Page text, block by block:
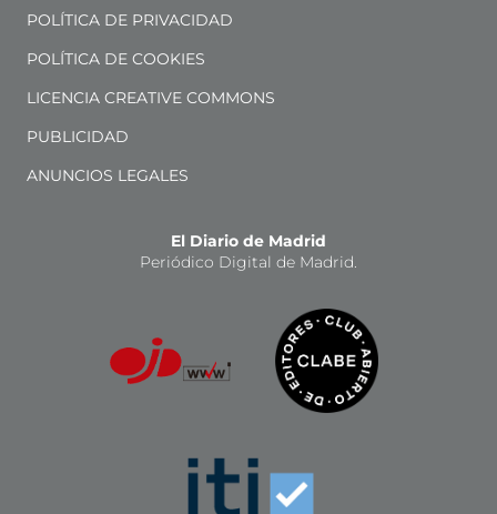
POLÍTICA DE PRIVACIDAD
POLÍTICA DE COOKIES
LICENCIA CREATIVE COMMONS
PUBLICIDAD
ANUNCIOS LEGALES
El Diario de Madrid
Periódico Digital de Madrid.